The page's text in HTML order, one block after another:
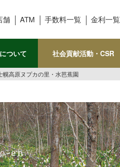
舗 ATM 手数料一覧 金利一覧
ついて 社会貢献活動・CSR
幌高原ヌプカの里・水芭蕉園